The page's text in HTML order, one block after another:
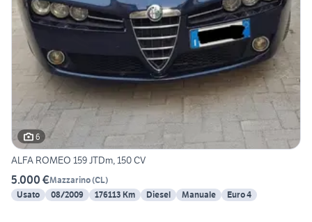
6
ALFA ROMEO 159 JTDm, 150 CV
5.000 €Mazzarino(CL)
Usato
08/2009 176113 Km Diesel Manuale Euro 4